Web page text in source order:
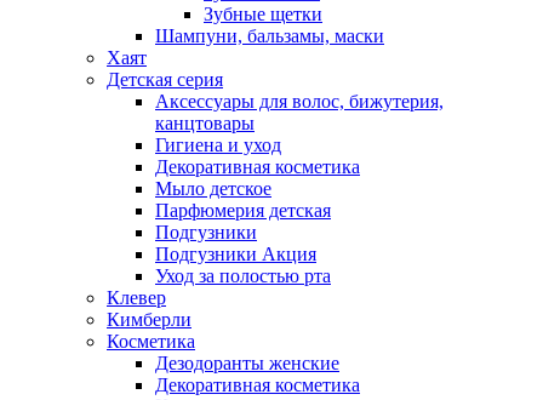
Зубные щетки
Шампуни, бальзамы, маски
Хаят
Детская серия
Аксессуары для волос, бижутерия,
канцтовары
Гигиена и уход
Декоративная косметика
Мыло детское
Парфюмерия детская
Подгузники
Подгузники Акция
Уход за полостью рта
Клевер
Кимберли
Косметика
Дезодоранты женские
Декоративная косметика